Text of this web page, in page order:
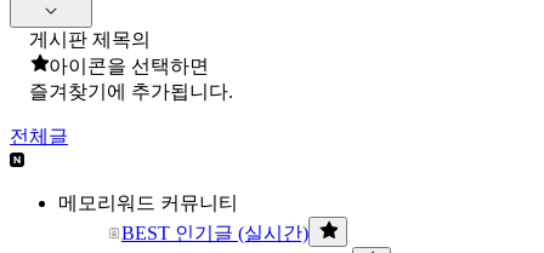
게시판 제목의
아이콘을 선택하면
즐겨찾기에 추가됩니다.
전체글
메모리워드 커뮤니티
BEST 인기글 (실시간)